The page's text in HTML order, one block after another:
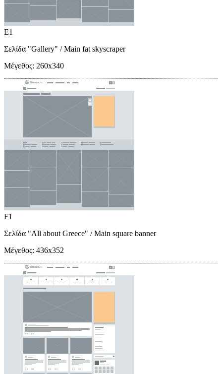
E1
Σελίδα "Gallery" / Main fat skyscraper
Μέγεθος: 260x340
F1
Σελίδα "All about Greece" / Main square banner
Μέγεθος: 436x352